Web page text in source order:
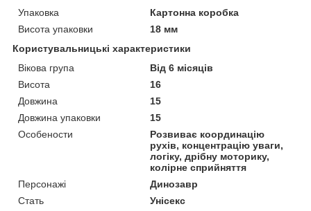
Упаковка
Картонна коробка
Висота упаковки
18 мм
Користувальницькі характеристики
Вікова група
Від 6 місяців
Висота
16
Довжина
15
Довжина упаковки
15
Особености
Розвиває координацію
рухів, концентрацію уваги,
логіку, дрібну моторику,
колірне сприйняття
Персонажі
Динозавр
Стать
Унісекс